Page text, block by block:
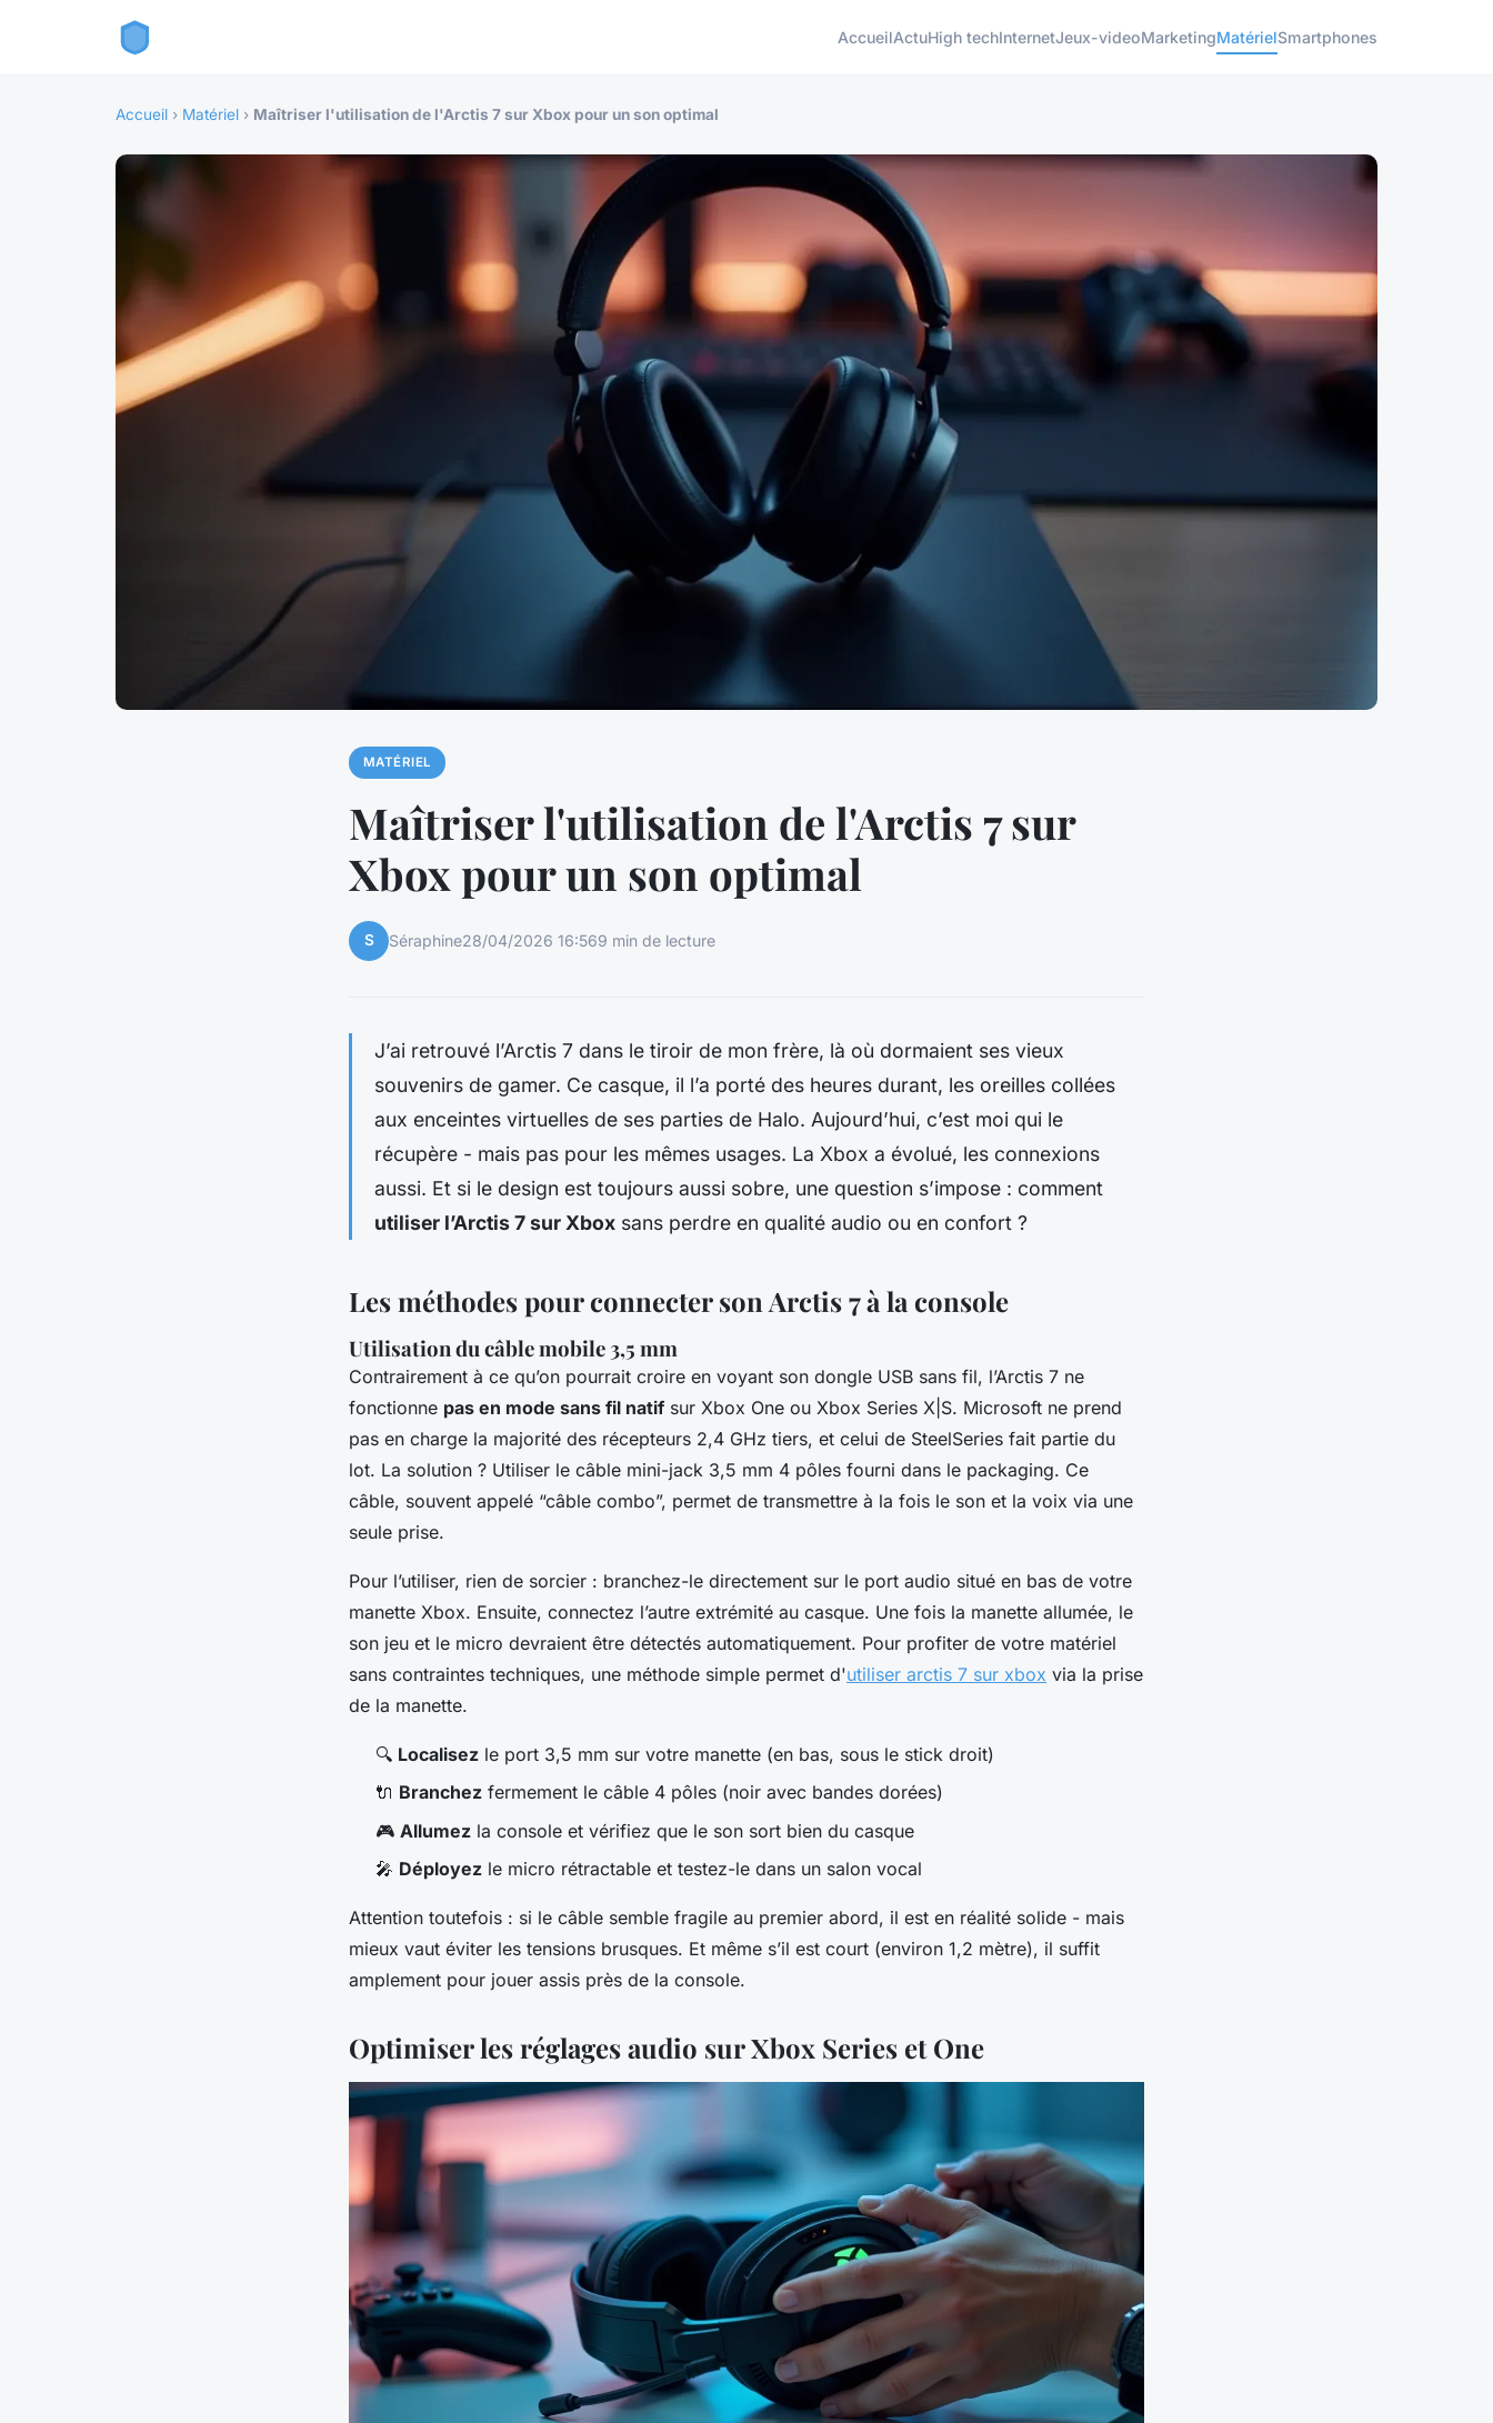
AccueilActuHigh techInternetJeux-videoMarketingMatérielSmartphones
Accueil › Matériel › Maîtriser l'utilisation de l'Arctis 7 sur Xbox pour un son optimal
MATÉRIEL
Maîtriser l'utilisation de l'Arctis 7 sur
Xbox pour un son optimal
S Séraphine28/04/2026 16:569 min de lecture
J’ai retrouvé l’Arctis 7 dans le tiroir de mon frère, là où dormaient ses vieux
souvenirs de gamer. Ce casque, il l’a porté des heures durant, les oreilles collées
aux enceintes virtuelles de ses parties de Halo. Aujourd’hui, c’est moi qui le
récupère - mais pas pour les mêmes usages. La Xbox a évolué, les connexions
aussi. Et si le design est toujours aussi sobre, une question s’impose : comment
utiliser l’Arctis 7 sur Xbox sans perdre en qualité audio ou en confort ?
Les méthodes pour connecter son Arctis 7 à la console
Utilisation du câble mobile 3,5 mm
Contrairement à ce qu’on pourrait croire en voyant son dongle USB sans fil, l’Arctis 7 ne
fonctionne pas en mode sans fil natif sur Xbox One ou Xbox Series X|S. Microsoft ne prend
pas en charge la majorité des récepteurs 2,4 GHz tiers, et celui de SteelSeries fait partie du
lot. La solution ? Utiliser le câble mini-jack 3,5 mm 4 pôles fourni dans le packaging. Ce
câble, souvent appelé “câble combo”, permet de transmettre à la fois le son et la voix via une
seule prise.
Pour l’utiliser, rien de sorcier : branchez-le directement sur le port audio situé en bas de votre
manette Xbox. Ensuite, connectez l’autre extrémité au casque. Une fois la manette allumée, le
son jeu et le micro devraient être détectés automatiquement. Pour profiter de votre matériel
sans contraintes techniques, une méthode simple permet d'utiliser arctis 7 sur xbox via la prise
de la manette.
🔍 Localisez le port 3,5 mm sur votre manette (en bas, sous le stick droit)
🔌 Branchez fermement le câble 4 pôles (noir avec bandes dorées)
🎮 Allumez la console et vérifiez que le son sort bien du casque
🎤 Déployez le micro rétractable et testez-le dans un salon vocal
Attention toutefois : si le câble semble fragile au premier abord, il est en réalité solide - mais
mieux vaut éviter les tensions brusques. Et même s’il est court (environ 1,2 mètre), il suffit
amplement pour jouer assis près de la console.
Optimiser les réglages audio sur Xbox Series et One